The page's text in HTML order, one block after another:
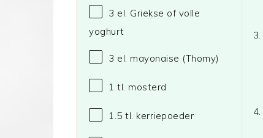
3 el. Griekse of volle
yoghurt
3 el. mayonaise (Thomy)
1 tl. mosterd
1.5 tl. kerriepoeder